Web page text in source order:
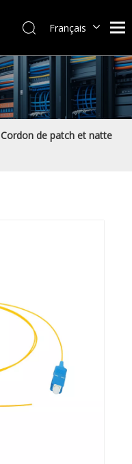
Français
Español
Português
Bahasa indonesia
Cordon de patch et natte